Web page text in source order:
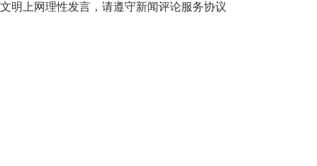
文明上网理性发言，请遵守新闻评论服务协议